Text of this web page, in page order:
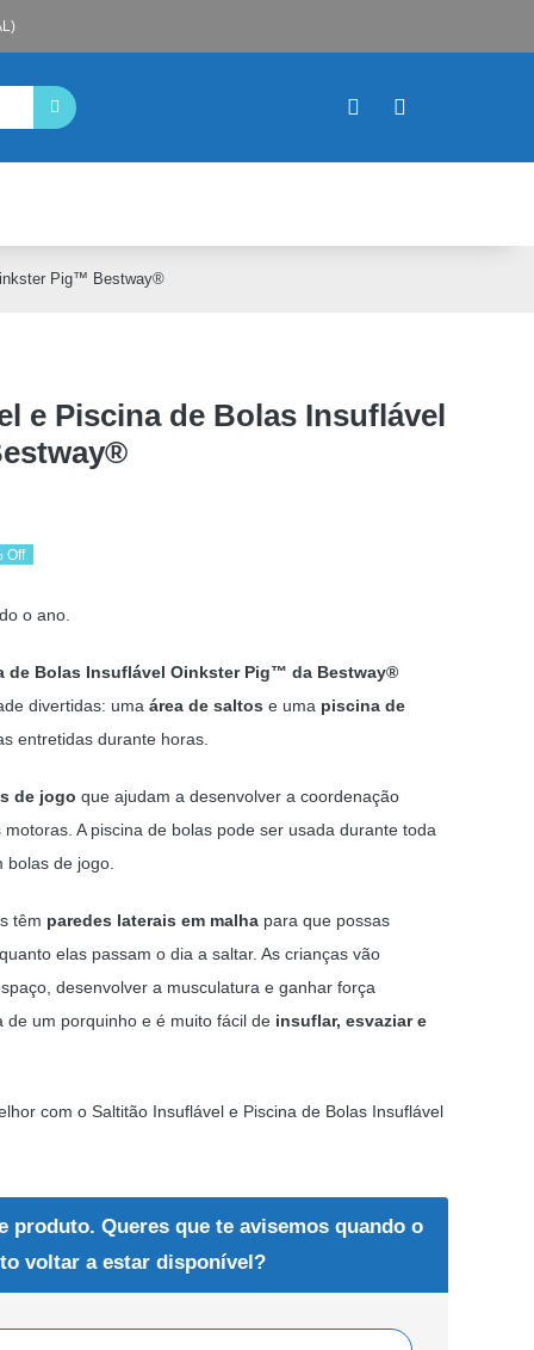
Pig™ Bestway®
e Piscina de Bolas Insuflável
€.
€.
Off
o ano.
de Bolas Insuflável Oinkster Pig™ da Bestway®
divertidas: uma área de saltos e uma piscina de
entretidas durante horas.
de jogo que ajudam a desenvolver a coordenação
A piscina de bolas pode ser usada durante toda
de jogo.
têm paredes laterais em malhapara que possas
elas passam o dia a saltar. As crianças vão
desenvolver a musculatura e ganhar força
de um porquinho e é muito fácil de insuflar, esvaziar e
com o Saltitão Insuflável e Piscina de Bolas Insuflável
produto. Queres que te avisemos quando o
voltar a estar disponível?